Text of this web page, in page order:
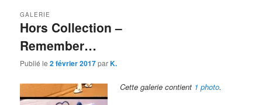
Hors Collection –
Remember…
GALERIE
Publié le2 février 2017parK.
Cette galerie contient 1 photo.